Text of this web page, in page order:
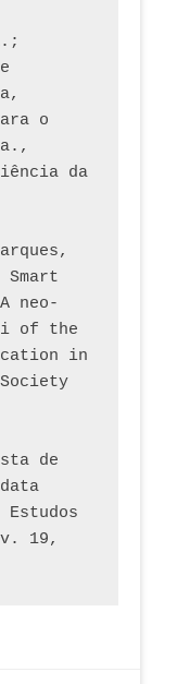
o
da
neo-
of the
in
de
19,